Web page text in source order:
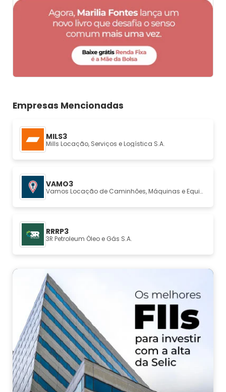
Empresas Mencionadas
MILS3
Mills Locação, Serviços e Logística S.A.
VAMO3
Vamos Locação de Caminhões, Máquinas e Equipamentos S.A.
RRRP3
3R Petroleum Óleo e Gás S.A.